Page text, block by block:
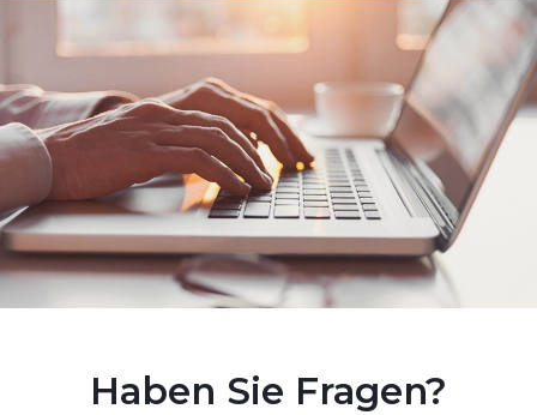
Haben Sie Fragen?